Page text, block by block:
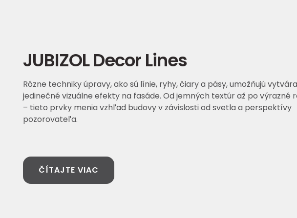
JUBIZOL Decor Lines
Rôzne techniky úpravy, ako sú línie, ryhy, čiary a pásy, umožňujú
jedinečné vizuálne efekty na fasáde. Od jemných textúr až po výrazné
– tieto prvky menia vzhľad budovy v závislosti od svetla a perspektívy
pozorovateľa.
ČÍTAJTE VIAC